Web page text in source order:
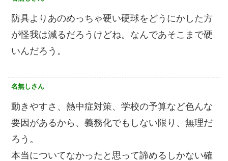
防具よりあのめっちゃ硬い硬球をどうにかした方
が怪我は減るだろうけどね。なんであそこまで硬
いんだろう。
名無しさん
動きやすさ、熱中症対策、学校の予算など色んな
要因があるから、義務化でもしない限り、無理だ
ろう。
本当についてなかったと思って諦めるしかない確